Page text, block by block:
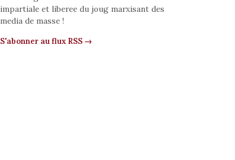
impartiale et liberee du joug marxisant des
media de masse !
S'abonner au flux RSS →